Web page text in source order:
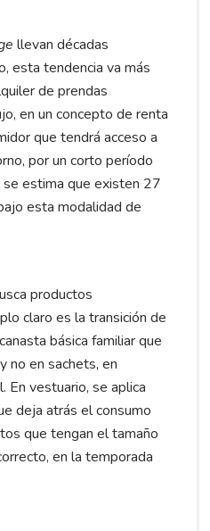
llevan décadas
esta tendencia va más
de prendas
en un concepto de renta
que tendrá acceso a
por un corto período
se estima que existen 27
esta modalidad de
productos
claro es la transición de
básica familiar que
no en sachets, en
En vestuario, se aplica
deja atrás el consumo
que tengan el tamaño
en la temporada